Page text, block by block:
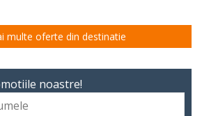
multe oferte din destinatie
noastre!